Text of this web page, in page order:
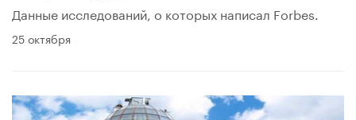
Данные исследований, о которых написал Forbes.
25 октября